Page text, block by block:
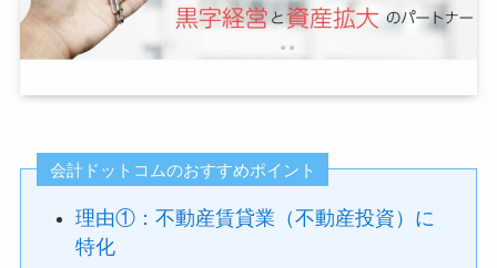
会計ドットコムのおすすめポイント
理由①：不動産賃貸業（不動産投資）に
特化